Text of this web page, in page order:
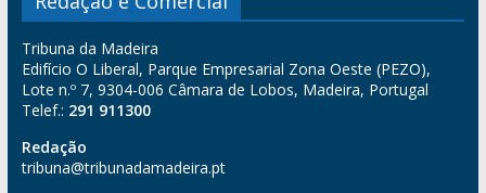
Tribuna da Madeira
Edifício O Liberal, Parque Empresarial Zona Oeste (PEZO),
Lote n.º 7, 9304-006 Câmara de Lobos, Madeira, Portugal
Telef.: 291 911300
Redação
tribuna@tribunadamadeira.pt